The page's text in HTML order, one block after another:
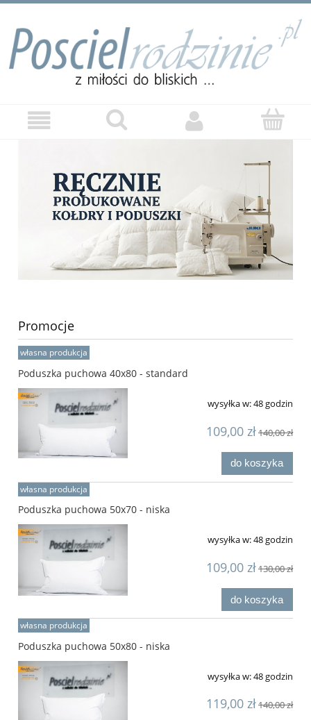
Promocje
Poduszka puchowa 40x80 - standard
wysyłka w:48 godzin
109,00 zł140,00 zł
do koszyka
własna produkcja
Poduszka puchowa 50x70 - niska
wysyłka w:48 godzin
109,00 zł130,00 zł
do koszyka
własna produkcja
Poduszka puchowa 50x80 - niska
wysyłka w:48 godzin
119,00 zł140,00 zł
własna produkcja